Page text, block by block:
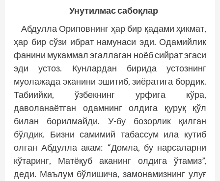
Унутилмас сабоқлар
Абдулла Ориповнинг ҳар бир қадами ҳикмат,
ҳар бир сўзи ибрат намунаси эди. Одамийлик
фанини мукаммал эгаллаган ноёб сийрат эгаси
эди устоз. Кунлардан бирида устознинг
муолажада эканини эшитиб, зиё­ратига бордик.
Табиийки, ўзбекнинг урфига кўра,
даволанаётган одамнинг олдига қуруқ қўл
билан борилмайди. У-бу бозорлик қилган
бўлдик. Бизни самимий табассум ила кутиб
олган Абдулла акам: “Домла, бу нарсаларни
кўтаринг, Матёқуб аканинг олдига ўтамиз”,
деди. Маълум бўлишича, замонамизнинг улуғ